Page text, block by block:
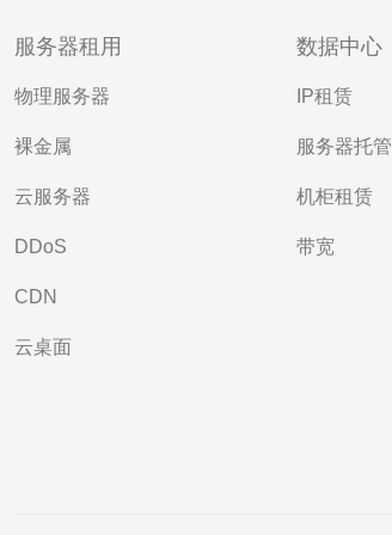
服务器租用
物理服务器
裸金属
云服务器
DDoS
CDN
云桌面
数据中心
IP租赁
服务器托管
机柜租赁
带宽